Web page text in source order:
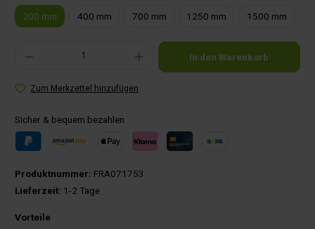
200 mm 400 mm 700 mm 1250 mm 1500 mm
Produkt Anzahl: Gib den gewünschten Wert ein oder benutze die Schaltflächen um die
In den Warenkorb
Zum Merkzettel hinzufügen
Sicher & bequem bezahlen
Produktnummer: FRA071753
Lieferzeit: 1-2 Tage
Vorteile